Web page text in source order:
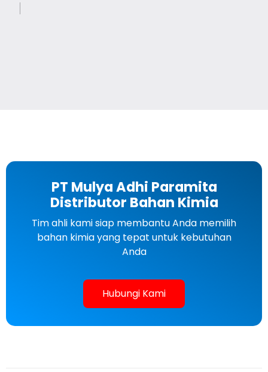
PT Mulya Adhi Paramita
Distributor Bahan Kimia
Tim ahli kami siap membantu Anda memilih
bahan kimia yang tepat untuk kebutuhan
Anda
Hubungi Kami